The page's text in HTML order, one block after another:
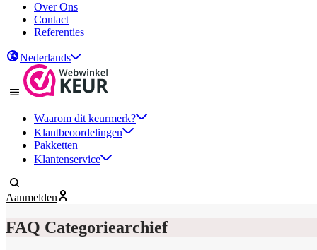
Over Ons
Contact
Referenties
Nederlands
Waarom dit keurmerk?
Klantbeoordelingen
Pakketten
Klantenservice
Aanmelden
FAQ Categoriearchief